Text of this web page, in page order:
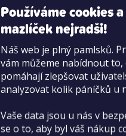
Používáme cookies
mazlíček nejradši!
Náš web je plný pamlsků.
vám můžeme nabídnout to,
pomáhají zlepšovat
analyzovat kolik páníčků u
Vaše data jsou u nás v
se o to, aby byl váš nákup